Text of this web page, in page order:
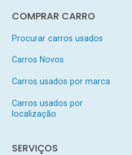
COMPRAR CARRO
Procurar carros usados
Carros Novos
Carros usados por marca
Carros usados por
localização
SERVIÇOS